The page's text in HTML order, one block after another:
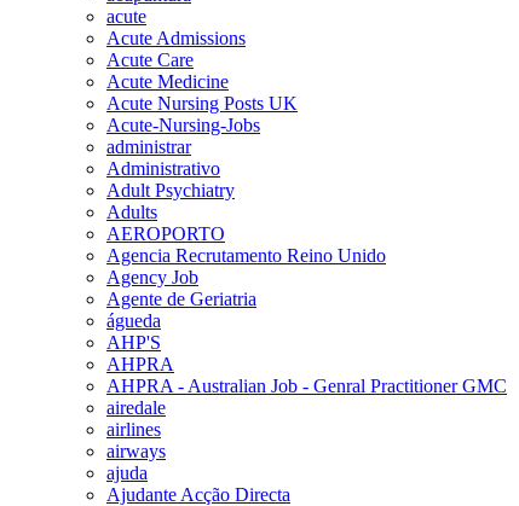
acute
Acute Admissions
Acute Care
Acute Medicine
Acute Nursing Posts UK
Acute-Nursing-Jobs
administrar
Administrativo
Adult Psychiatry
Adults
AEROPORTO
Agencia Recrutamento Reino Unido
Agency Job
Agente de Geriatria
águeda
AHP'S
AHPRA
AHPRA - Australian Job - Genral Practitioner GMC
airedale
airlines
airways
ajuda
Ajudante Acção Directa